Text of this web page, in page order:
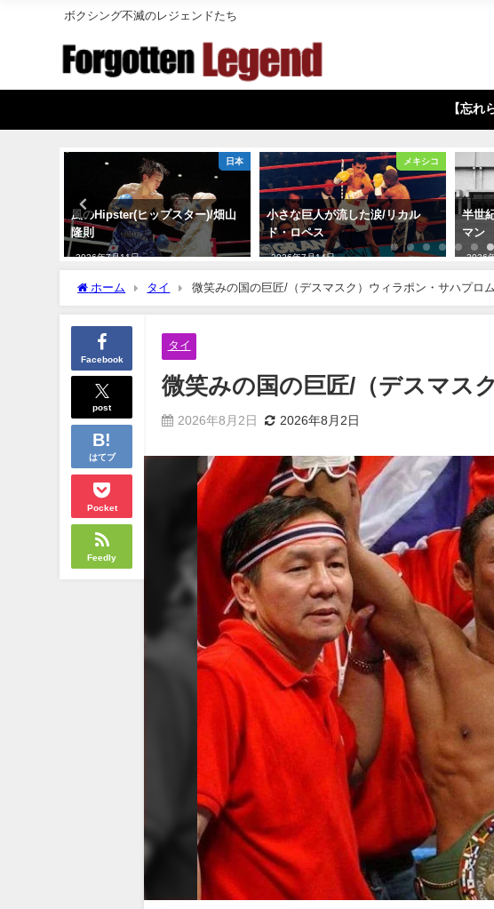
ボクシング不滅のレジェンドたち
【忘れ
日本
風のHipster(ヒップスター)/畑山
隆則
2026年7月11日
メキシコ
小さな巨人が流した涙/リカル
ド・ロペス
2026年7月14日
半世
マン
2026
ホーム タイ 微笑みの国の巨匠/（デスマスク）ウィラポン・サハプロム
Facebook
post
はてブ
Pocket
Feedly
タイ
微笑みの国の巨匠/（デスマス
2026年8月2日 2026年8月2日